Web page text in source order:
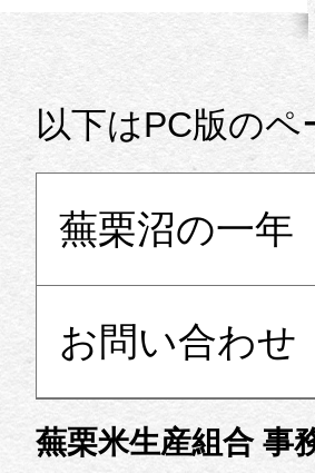
ペ
以下はPC版の
蕪栗沼の一年
お問い合わせ
蕪栗米生産組合 事